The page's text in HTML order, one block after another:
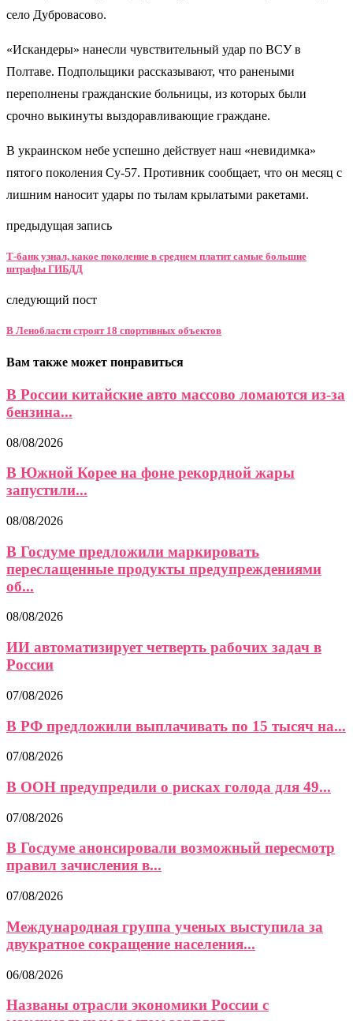
село Дубровасово.
«Искандеры» нанесли чувствительный удар по ВСУ в
Полтаве. Подпольщики рассказывают, что ранеными
переполнены гражданские больницы, из которых были
срочно выкинуты выздоравливающие граждане.
В украинском небе успешно действует наш «невидимка»
пятого поколения Су-57. Противник сообщает, что он месяц с
лишним наносит удары по тылам крылатыми ракетами.
предыдущая запись
Т-банк узнал, какое поколение в среднем платит самые большие
штрафы ГИБДД
следующий пост
В Ленобласти строят 18 спортивных объектов
Вам также может понравиться
В России китайские авто массово ломаются из-за
бензина...
08/08/2026
В Южной Корее на фоне рекордной жары
запустили...
08/08/2026
В Госдуме предложили маркировать
переслащенные продукты предупреждениями
об...
08/08/2026
ИИ автоматизирует четверть рабочих задач в
России
07/08/2026
В РФ предложили выплачивать по 15 тысяч на...
07/08/2026
В ООН предупредили о рисках голода для 49...
07/08/2026
В Госдуме анонсировали возможный пересмотр
правил зачисления в...
07/08/2026
Международная группа ученых выступила за
двукратное сокращение населения...
06/08/2026
Названы отрасли экономики России с